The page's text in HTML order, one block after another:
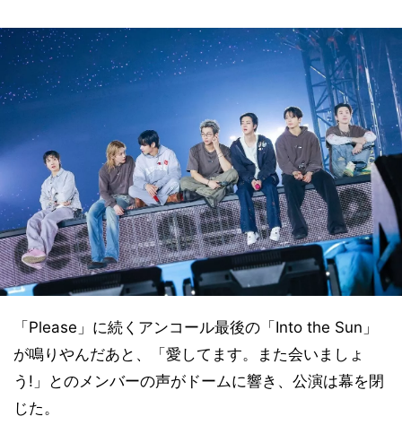
「Please」に続くアンコール最後の「Into the Sun」
が鳴りやんだあと、「愛してます。また会いましょ
う!」とのメンバーの声がドームに響き、公演は幕を閉
じた。